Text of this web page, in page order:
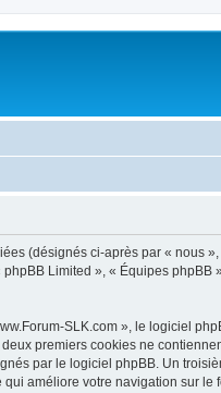
(désignés ci-après par « nous
Limited », « Équipes
SLK.com », le logiciel
premiers cookies ne
par le logiciel phpBB. Un
améliore votre navigation sur le